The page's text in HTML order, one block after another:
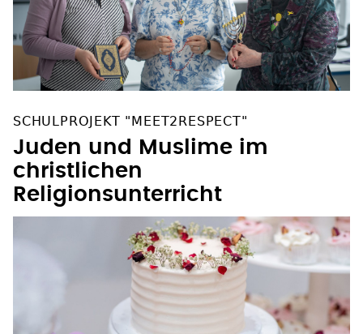
SCHULPROJEKT "MEET2RESPECT"
Juden und Muslime im
christlichen
Religionsunterricht